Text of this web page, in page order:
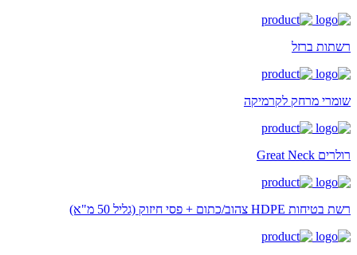
רשתות ברזל
שומרי מרחק לקרמיקה
רולרים Great Neck
רשת בטיחות HDPE צהוב/כתום + פסי חיזוק (גליל 50 מ"א)